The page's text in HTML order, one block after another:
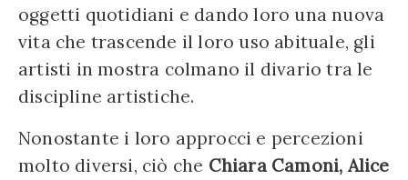
oggetti quotidiani e dando loro una nuova
vita che trascende il loro uso abituale, gli
artisti in mostra colmano il divario tra le
discipline artistiche.
Nonostante i loro approcci e percezioni
molto diversi, ciò che Chiara Camoni, Alice